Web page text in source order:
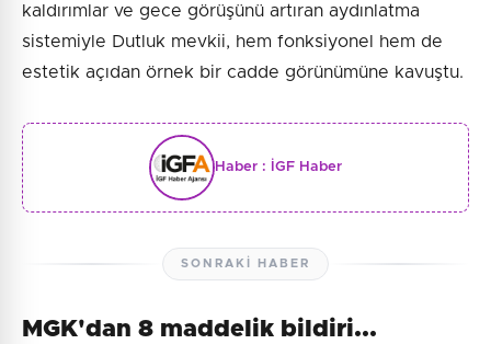
kaldırımlar ve gece görüşünü artıran aydınlatma
sistemiyle Dutluk mevkii, hem fonksiyonel hem de
estetik açıdan örnek bir cadde görünümüne kavuştu.
Haber : İGF Haber
SONRAKI HABER
MGK'dan 8 maddelik bildiri...